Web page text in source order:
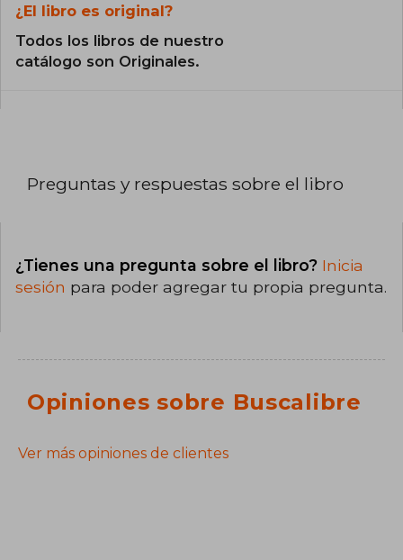
¿El libro es original?
Todos los libros de nuestro
catálogo son Originales.
Preguntas y respuestas sobre el libro
¿Tienes una pregunta sobre el libro? Inicia
sesión para poder agregar tu propia pregunta.
Opiniones sobre Buscalibre
Ver más opiniones de clientes